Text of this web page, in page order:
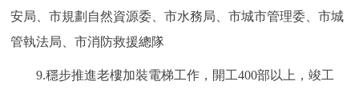
安局、市規劃自然資源委、市水務局、市城市管理委、市城
管執法局、市消防救援總隊
9.穩步推進老樓加裝電梯工作，開工400部以上，竣工